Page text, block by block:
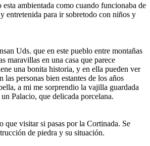
ambientada como cuando funcionaba de
entretenida para ir sobretodo con niños y
Uds. que en este pueblo entre montañas
maravillas en una casa que parece
una bonita historia, y en ella pueden ver
las personas bien estantes de los años
a mi me sorprendio la vajilla guardada
Palacio, que delicada porcelana.
que visitar si pasas por la Cortinada. Se
de piedra y su situación.